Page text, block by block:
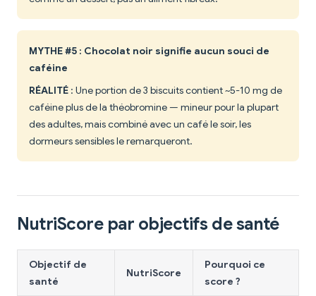
MYTHE #5 : Chocolat noir signifie aucun souci de
caféine
RÉALITÉ : Une portion de 3 biscuits contient ~5-10 mg de
caféine plus de la théobromine — mineur pour la plupart
des adultes, mais combiné avec un café le soir, les
dormeurs sensibles le remarqueront.
NutriScore par objectifs de santé
Objectif de
santé
NutriScore
Pourquoi ce
score ?